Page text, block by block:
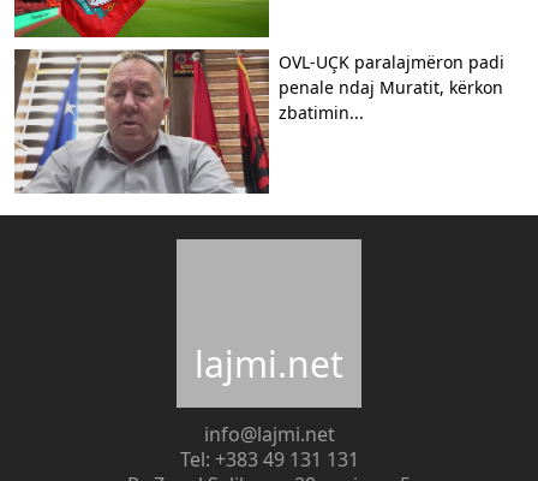
OVL-UÇK paralajmëron padi
penale ndaj Muratit, kërkon
zbatimin...
lajmi.net
info@lajmi.net
Tel: +383 49 131 131